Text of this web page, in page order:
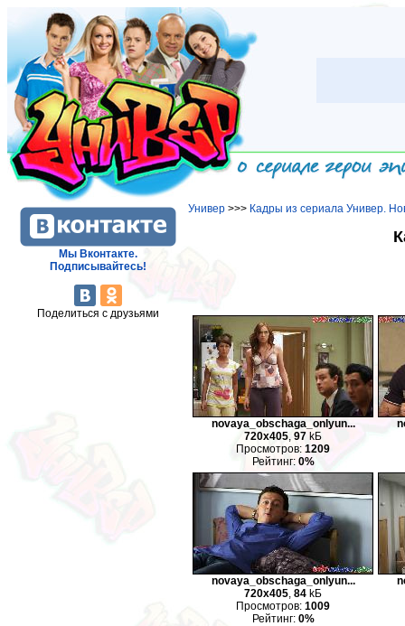
Мы Вконтакте.
Подписывайтесь!
Поделиться с друзьями
Универ >>> Кадры из сериала Универ.
novaya_obschaga_onlyun...
720x405, 97 kБ
Просмотров: 1209
Рейтинг: 0%
novaya_obschaga_onlyun...
720x405, 84 kБ
Просмотров: 1009
Рейтинг: 0%